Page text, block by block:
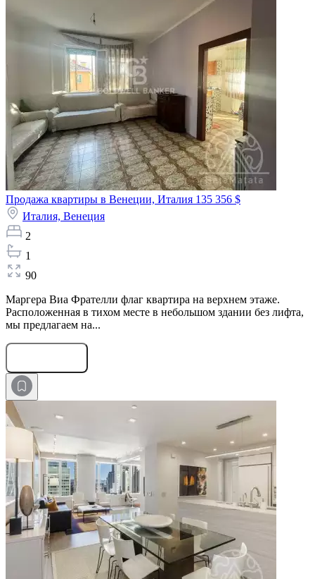
Продажа квартиры в Венеции, Италия 135 356 $
Италия, Венеция
2
1
90
Маргера Виа Фрателли флаг квартира на верхнем этаже.
Расположенная в тихом месте в небольшом здании без лифта,
мы предлагаем на...